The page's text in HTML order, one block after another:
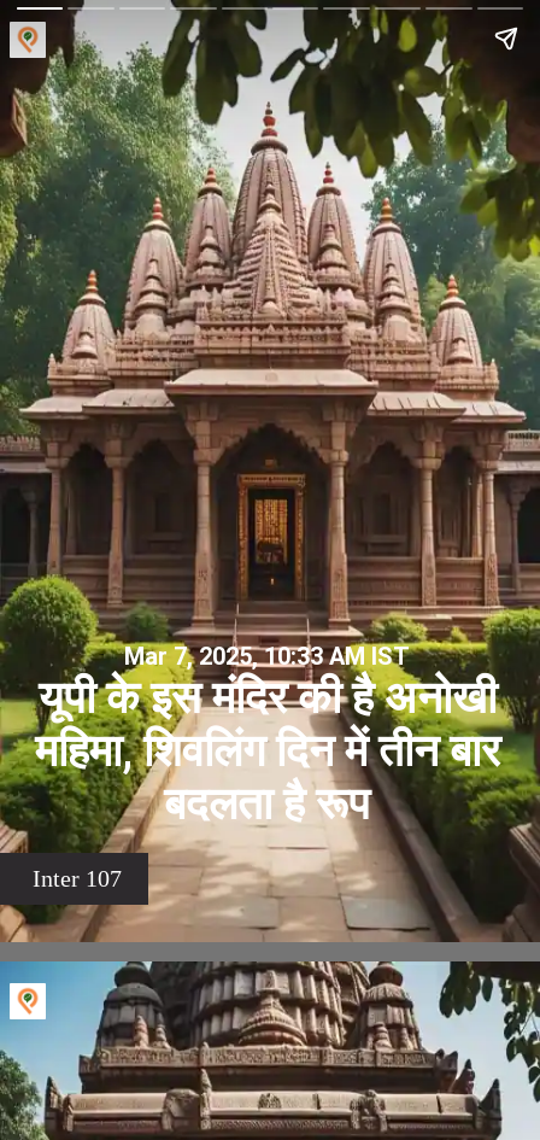
Mar 7, 2025, 10:33 AM IST
यूपी के इस मंदिर की है अनोखी
महिमा, शिवलिंग दिन में तीन बार
बदलता है रूप
Inter 107